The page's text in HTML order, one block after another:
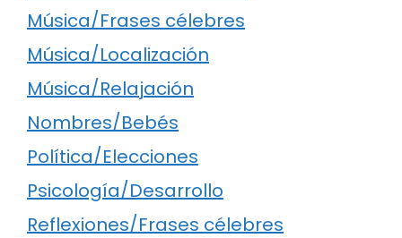
Música/Frases célebres
Música/Localización
Música/Relajación
Nombres/Bebés
Política/Elecciones
Psicología/Desarrollo
Reflexiones/Frases célebres